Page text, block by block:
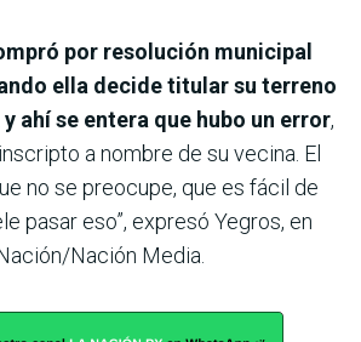
por resolución municipal
ella decide titular su terreno
ahí se entera que hubo un error,
a nombre de su vecina. El
no se preocupe, que es fácil de
pasar eso”, expresó Yegros, en
Nación Media.